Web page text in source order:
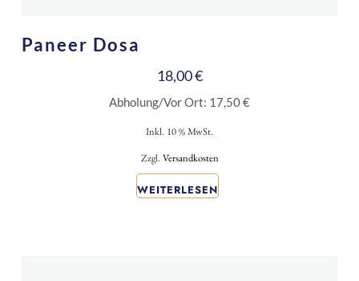
Paneer Dosa
18,00€
Abholung/Vor Ort: 17,50€
Inkl. 10 % MwSt.
Zzgl. Versandkosten
WEITERLESEN